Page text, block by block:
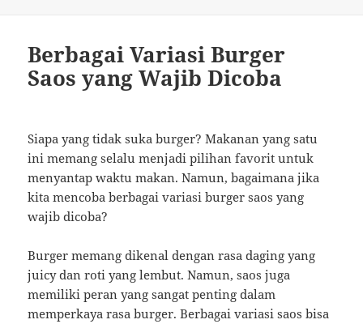
Berbagai Variasi Burger
Saos yang Wajib Dicoba
Siapa yang tidak suka burger? Makanan yang satu
ini memang selalu menjadi pilihan favorit untuk
menyantap waktu makan. Namun, bagaimana jika
kita mencoba berbagai variasi burger saos yang
wajib dicoba?
Burger memang dikenal dengan rasa daging yang
juicy dan roti yang lembut. Namun, saos juga
memiliki peran yang sangat penting dalam
memperkaya rasa burger. Berbagai variasi saos bisa